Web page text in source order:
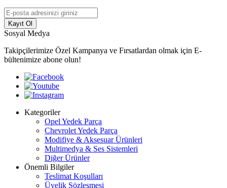
Kayıt Ol
Sosyal Medya
Takipçilerimize Özel Kampanya ve Fırsatlardan olmak için E-
bültenimize abone olun!
Kategoriler
Opel Yedek Parça
Chevrolet Yedek Parça
Modifiye & Aksesuar Ürünleri
Multimedya & Ses Sistemleri
Diğer Ürünler
Önemli Bilgiler
Teslimat Koşulları
Üyelik Sözleşmesi